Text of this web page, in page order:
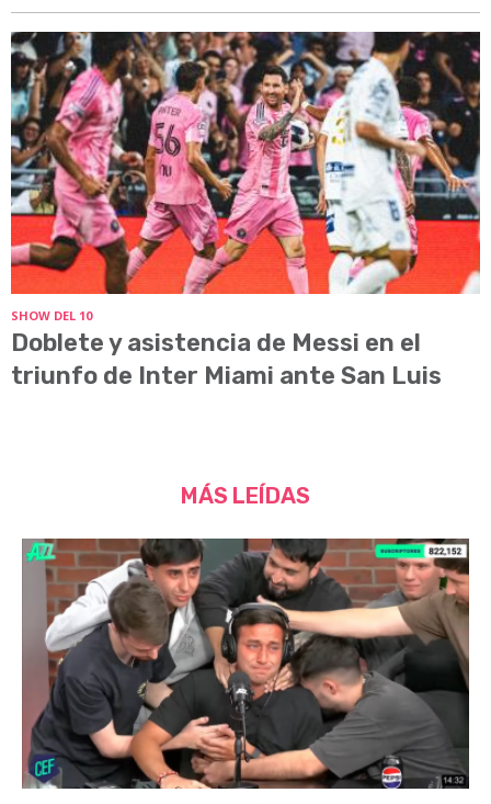
SHOW DEL 10
Doblete y asistencia de Messi en el
triunfo de Inter Miami ante San Luis
MÁS LEÍDAS